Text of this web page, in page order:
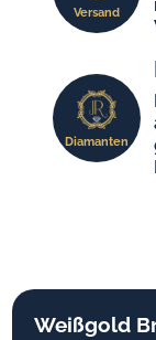
Versand
Diamanten
Weißgold